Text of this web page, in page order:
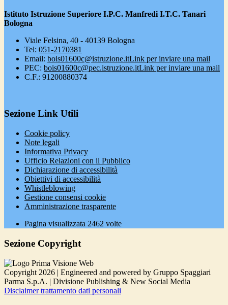
Istituto Istruzione Superiore I.P.C. Manfredi I.T.C. Tanari
Bologna
Viale Felsina, 40 - 40139 Bologna
Tel: 051-2170381
Email: bois01600c@istruzione.itLink per inviare una mail
PEC: bois01600c@pec.istruzione.itLink per inviare una mail
C.F.: 91200880374
Sezione Link Utili
Cookie policy
Note legali
Informativa Privacy
Ufficio Relazioni con il Pubblico
Dichiarazione di accessibilità
Obiettivi di accessibilità
Whistleblowing
Gestione consensi cookie
Amministrazione trasparente
Pagina visualizzata 2462 volte
Sezione Copyright
Copyright 2026 | Engineered and powered by Gruppo Spaggiari
Parma S.p.A. | Divisione Publishing & New Social Media
Disclaimer trattamento dati personali